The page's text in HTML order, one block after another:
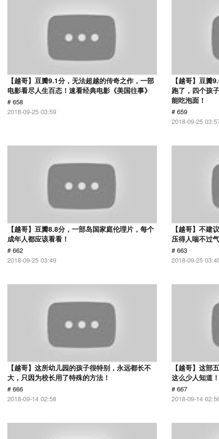
【越哥】豆瓣9.1分，无法超越的传奇之作，一部
电影看尽人生百态！速看经典电影《美国往事》
# 658
2018-09-25 03:59
【越哥】豆瓣
跑了，四个孩
能吃泡面！
# 659
2018-09-25
【越哥】豆瓣8.8分，一部岛国家庭伦理片，每个
成年人都应该看看！
# 662
2018-09-25 03:49
【越哥】不建
压得人喘不过
# 663
2018-09-25
【越哥】这所幼儿园的孩子很特别，永远都长不
大，只因为校长用了特殊的方法！
# 666
2018-09-14 02:58
【越哥】这部
这么少人知道！
# 667
2018-09-14